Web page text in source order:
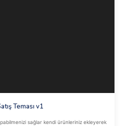
Teması v1
sağlar kendi ürünleriniz ekleyerek